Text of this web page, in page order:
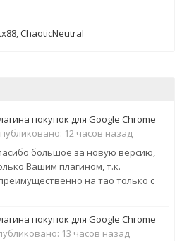
ChaoticNeutral
покупок для Google Chrome
12 часов назад
большое за новую версию,
Вашим плагином, т.к.
на тао только с
покупок для Google Chrome
13 часов назад